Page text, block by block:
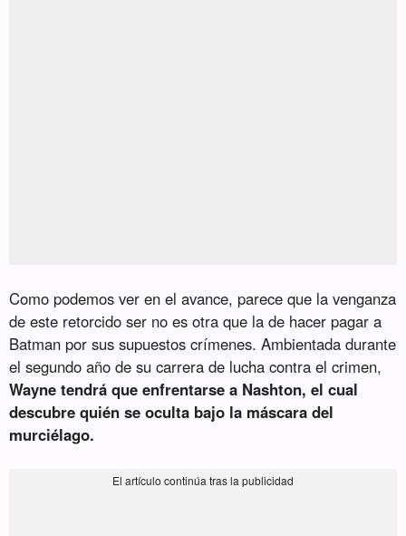
Como podemos ver en el avance, parece que la venganza
de este retorcido ser no es otra que la de hacer pagar a
Batman por sus supuestos crímenes. Ambientada durante
el segundo año de su carrera de lucha contra el crimen,
Wayne tendrá que enfrentarse a Nashton, el cual
descubre quién se oculta bajo la máscara del
murciélago.